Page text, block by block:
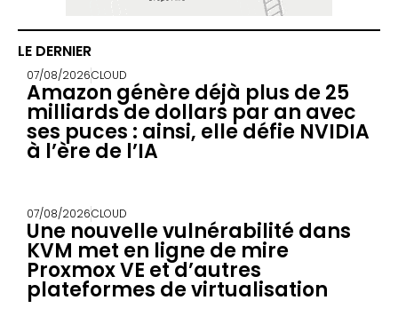
LE DERNIER
07/08/2026CLOUD
Amazon génère déjà plus de 25
milliards de dollars par an avec
ses puces : ainsi, elle défie NVIDIA
à l’ère de l’IA
07/08/2026CLOUD
Une nouvelle vulnérabilité dans
KVM met en ligne de mire
Proxmox VE et d’autres
plateformes de virtualisation